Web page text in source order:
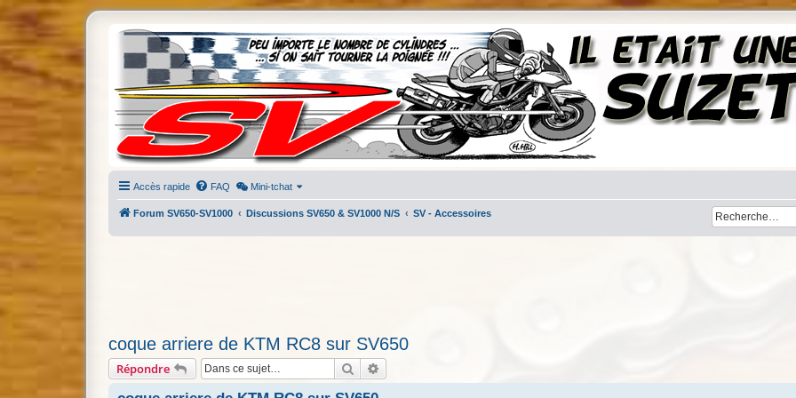
Accès rapide FAQ Mini-tchat
Forum SV650-SV1000 Discussions SV650 & SV1000 N/S SV - Accessoires
coque arriere de KTM RC8 sur SV650
Répondre Rechercher